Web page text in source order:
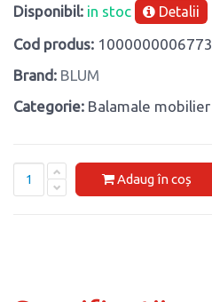
Disponibil: in stoc Detalii
Cod produs: 1000000006773
Brand: BLUM
Categorie: Balamale mobilier
Adaug în coș